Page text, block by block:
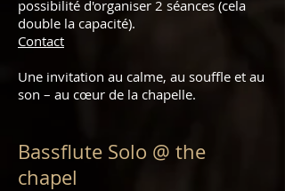
possibilité d'organiser 2 séances (cela
double la capacité).
Contact
Une invitation au calme, au souffle et au
son – au cœur de la chapelle.
Bassflute Solo @ the
chapel